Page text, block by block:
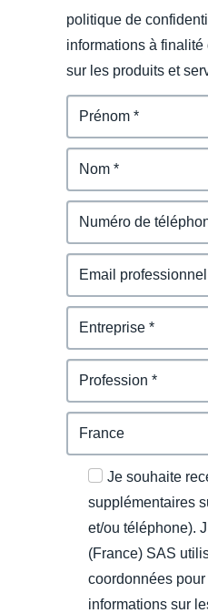
politique de
informations à
sur les produits et
Je souhaite
supplémentaires
et/ou téléphone).
(France) SAS
coordonnées pour
informations sur